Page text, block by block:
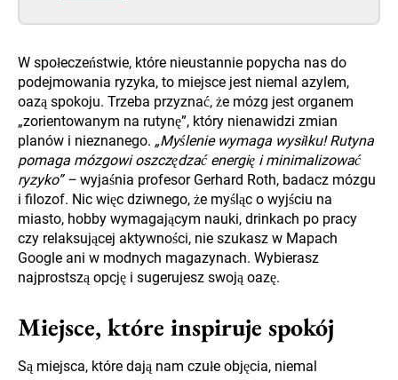
W społeczeństwie, które nieustannie popycha nas do
podejmowania ryzyka, to miejsce jest niemal azylem,
oazą spokoju. Trzeba przyznać, że mózg jest organem
„zorientowanym na rutynę”, który nienawidzi zmian
planów i nieznanego. „Myślenie wymaga wysiłku! Rutyna
pomaga mózgowi oszczędzać energię i minimalizować
ryzyko” – wyjaśnia profesor Gerhard Roth, badacz mózgu
i filozof. Nic więc dziwnego, że myśląc o wyjściu na
miasto, hobby wymagającym nauki, drinkach po pracy
czy relaksującej aktywności, nie szukasz w Mapach
Google ani w modnych magazynach. Wybierasz
najprostszą opcję i sugerujesz swoją oazę.
Miejsce, które inspiruje spokój
Są miejsca, które dają nam czułe objęcia, niemal